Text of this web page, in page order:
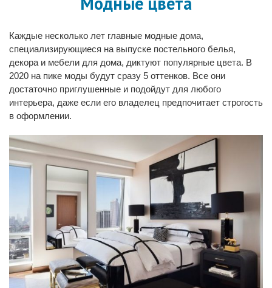
Каждые несколько лет главные модные дома,
специализирующиеся на выпуске постельного белья,
декора и мебели для дома, диктуют популярные цвета. В
2020 на пике моды будут сразу 5 оттенков. Все они
достаточно приглушенные и подойдут для любого
интерьера, даже если его владелец предпочитает строгость
в оформлении.